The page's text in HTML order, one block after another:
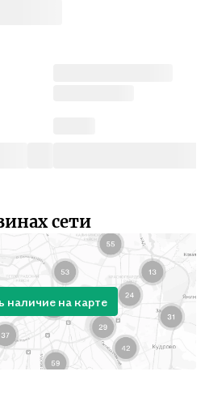
сети
наличие на карте